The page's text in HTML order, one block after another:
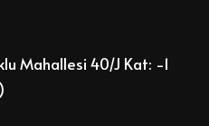
Mahallesi 40/J Kat: -1